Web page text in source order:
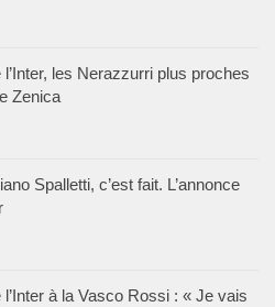
les Nerazzurri plus proches
Zenica
Spalletti, c’est fait. L’annonce
à la Vasco Rossi : « Je vais